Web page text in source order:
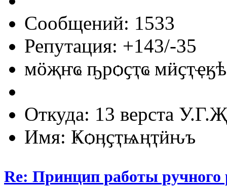
Сообщений: 1533
Репутация: +143/-35
мӧҗҥҩ ҧрѻҫҭҩ
Откуда: 13 верста
Имя: Ҝѻӊҫҭѩңҭӥԋъ
Re: Принцип работы ручного